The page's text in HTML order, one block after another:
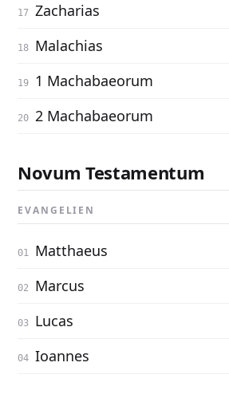
Zacharias
Malachias
1 Machabaeorum
2 Machabaeorum
Novum Testamentum
EVANGELIEN
Matthaeus
Marcus
Lucas
Ioannes